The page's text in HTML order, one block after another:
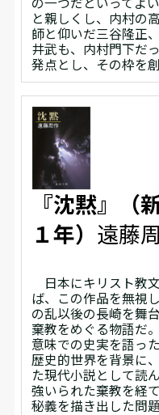
と親しくし、内村の
師と仰いだ三谷隆正
井武も、内村門下だ
発点とし、その枠を
『沈黙』（
１年） 遠藤
日本にキリスト教
ば、この作品を無視
の乱以後の長崎を舞
棄教をめぐる物語だ
意味での史実を語っ
歴史的世界を背景に
た現代小説として読
強いられた棄教を経
秘義を描き出した問題